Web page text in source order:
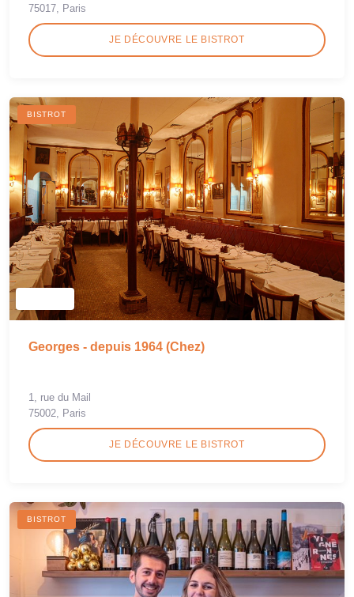
75017, Paris
JE DÉCOUVRE LE BISTROT
BISTROT
Georges - depuis 1964 (Chez)
1, rue du Mail
75002, Paris
JE DÉCOUVRE LE BISTROT
BISTROT